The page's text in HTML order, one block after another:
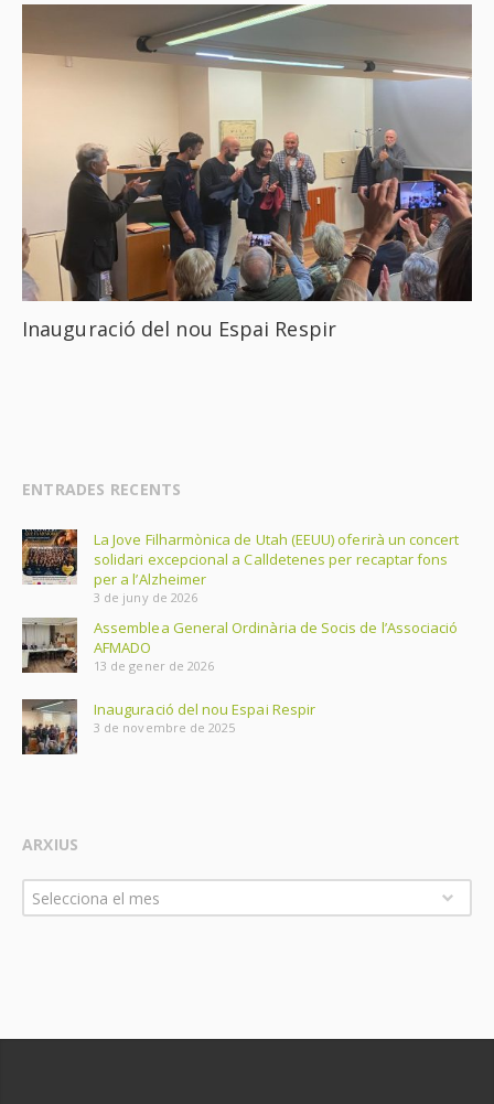
Inauguració del nou Espai Respir
ENTRADES RECENTS
La Jove Filharmònica de Utah (EEUU) oferirà un concert
solidari excepcional a Calldetenes per recaptar fons
per a l’Alzheimer
3 de juny de 2026
Assemblea General Ordinària de Socis de l’Associació
AFMADO
13 de gener de 2026
Inauguració del nou Espai Respir
3 de novembre de 2025
ARXIUS
Arxius
Selecciona el mes